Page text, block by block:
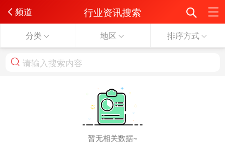
频道 行业资讯搜索
分类 地区 排序方式
暂无相关数据~